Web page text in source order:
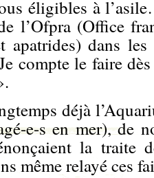
éligibles à
l’Ofpra (Office
apatrides) dans
compte le faire
déjà
e-s enmer), de
la traite
même relayé ces